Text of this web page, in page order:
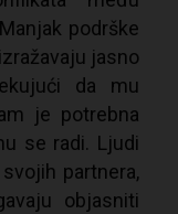
podrške
jasno
da mu
je potrebna
se radi. Ljudi
partnera,
objasniti